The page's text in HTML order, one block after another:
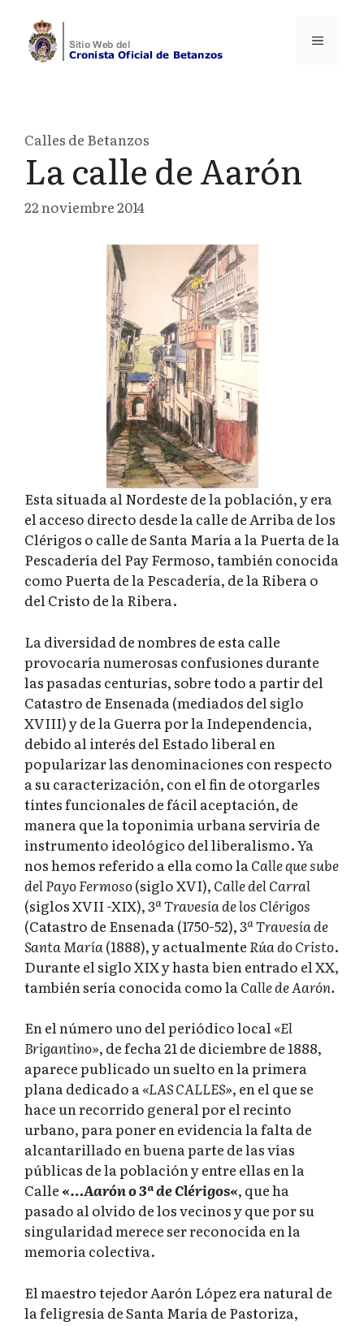
contenido
Menú
Calles de Betanzos
La calle de Aarón
22 noviembre 2014
Esta situada al Nordeste de la población, y era
el acceso directo desde la calle de Arriba de los
Clérigos o calle de Santa María a la Puerta de la
Pescadería del Pay Fermoso, también conocida
como Puerta de la Pescadería, de la Ribera o
del Cristo de la Ribera.
La diversidad de nombres de esta calle
provocaría numerosas confusiones durante
las pasadas centurias, sobre todo a partir del
Catastro de Ensenada (mediados del siglo
XVIII) y de la Guerra por la Independencia,
debido al interés del Estado liberal en
popularizar las denominaciones con respecto
a su caracterización, con el fin de otorgarles
tintes funcionales de fácil aceptación, de
manera que la toponimia urbana serviría de
instrumento ideológico del liberalismo. Ya
nos hemos referido a ella como la Calle que sube
del Payo Fermoso(siglo XVI), Calle del Carral
(siglos XVII -XIX),3ª Travesía de los Clérigos
(Catastro de Ensenada (1750-52),3ª Travesía de
Santa María(1888), y actualmente Rúa do Cristo.
Durante el siglo XIX y hasta bien entrado el XX,
también sería conocida como la Calle de Aarón.
En el número uno del periódico local«El
Brigantino», de fecha 21 de diciembre de 1888,
aparece publicado un suelto en la primera
plana dedicado a«LAS CALLES», en el que se
hace un recorrido general por el recinto
urbano, para poner en evidencia la falta de
alcantarillado en buena parte de las vías
públicas de la población y entre ellas en la
Calle«…Aarón o 3ª de Clérigos«, que ha
pasado al olvido de los vecinos y que por su
singularidad merece ser reconocida en la
memoria colectiva.
El maestro tejedor Aarón López era natural de
la feligresía de Santa María de Pastoriza,